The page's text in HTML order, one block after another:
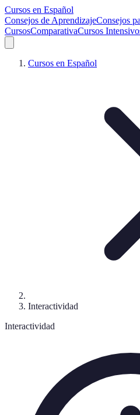
Cursos en Español
Consejos de AprendizajeConsejos
CursosComparativaCursos
Cursos en Español
Interactividad
Interactividad